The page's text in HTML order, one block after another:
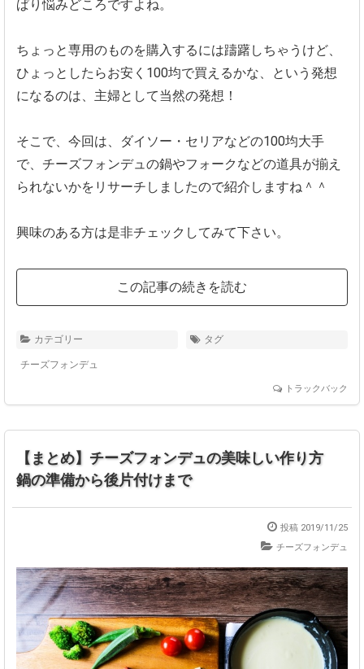
ぱり悩みどころですよね。
ちょっと専用のものを購入するには躊躇しちゃうけど、
ひょっとしたらお安く100均で買えるかな、という発想
になるのは、主婦として当然の発想！
そこで、今回は、ダイソー・セリアなどの100均大手
で、チーズフォンデュの鍋やフォークなどの道具が揃え
られないかをリサーチしましたので紹介しますね＾＾
興味のある方は是非チェックしてみて下さい。
この記事の続きを読む
カテゴリー
チーズフォンデュ
タグ
トラックバック
【まとめ】チーズフォンデュの美味しい作り方
鍋の準備から後片付けまで
投稿 2019/11/25
チーズフォンデュ